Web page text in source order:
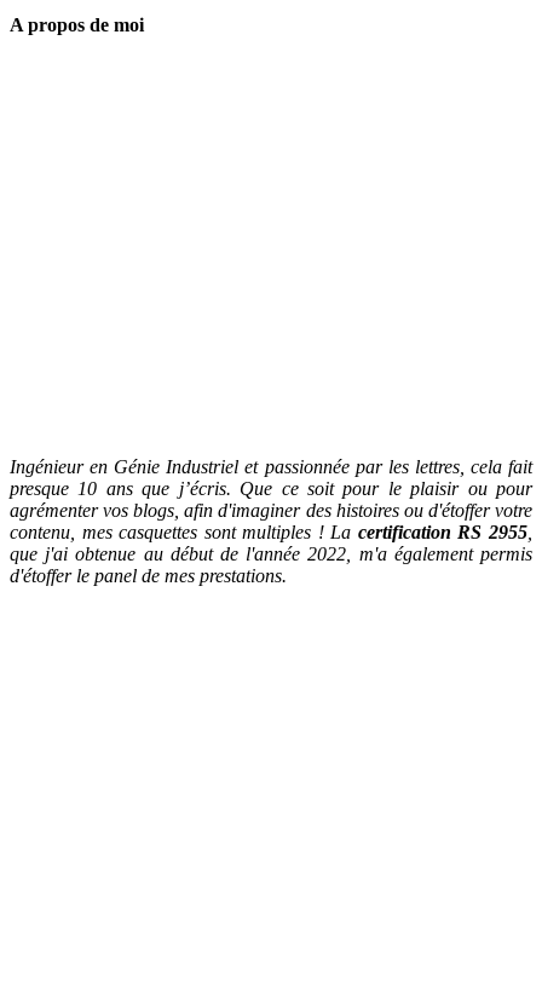
A propos de moi
Ingénieur en Génie Industriel et passionnée par les lettres, cela fait
presque 10 ans que j’écris. Que ce soit pour le plaisir ou pour
agrémenter vos blogs, afin d'imaginer des histoires ou d'étoffer votre
contenu, mes casquettes sont multiples ! La certification RS 2955
que j'ai obtenue au début de l'année 2022, m'a également permis
d'étoffer le panel de mes prestations.